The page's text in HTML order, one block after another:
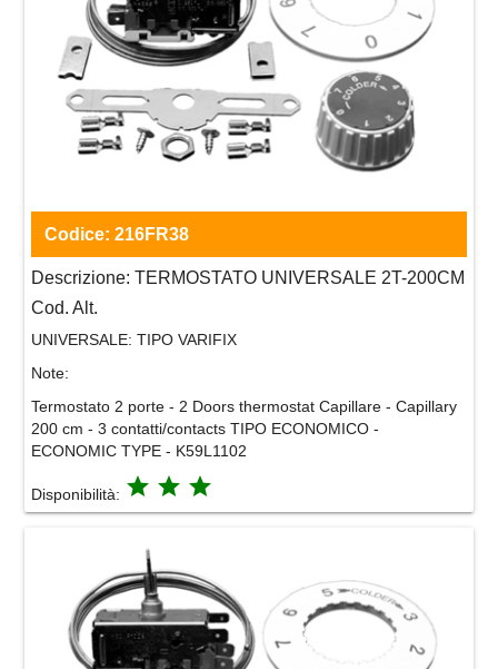
Codice: 216FR38
Descrizione: TERMOSTATO UNIVERSALE 2T-200CM
Cod. Alt.
UNIVERSALE: TIPO VARIFIX
Note:
Termostato 2 porte - 2 Doors thermostat Capillare - Capillary
200 cm - 3 contatti/contacts TIPO ECONOMICO -
ECONOMIC TYPE - K59L1102
Disponibilità: grade grade grade